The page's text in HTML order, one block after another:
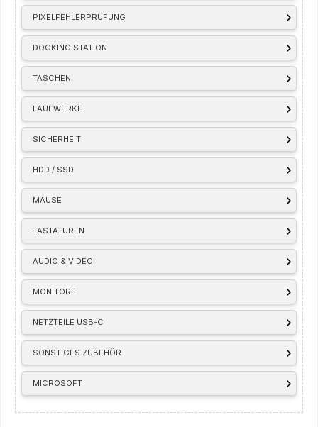
PIXELFEHLERPRÜFUNG
DOCKING STATION
TASCHEN
LAUFWERKE
SICHERHEIT
HDD / SSD
MÄUSE
TASTATUREN
AUDIO & VIDEO
MONITORE
NETZTEILE USB-C
SONSTIGES ZUBEHÖR
MICROSOFT